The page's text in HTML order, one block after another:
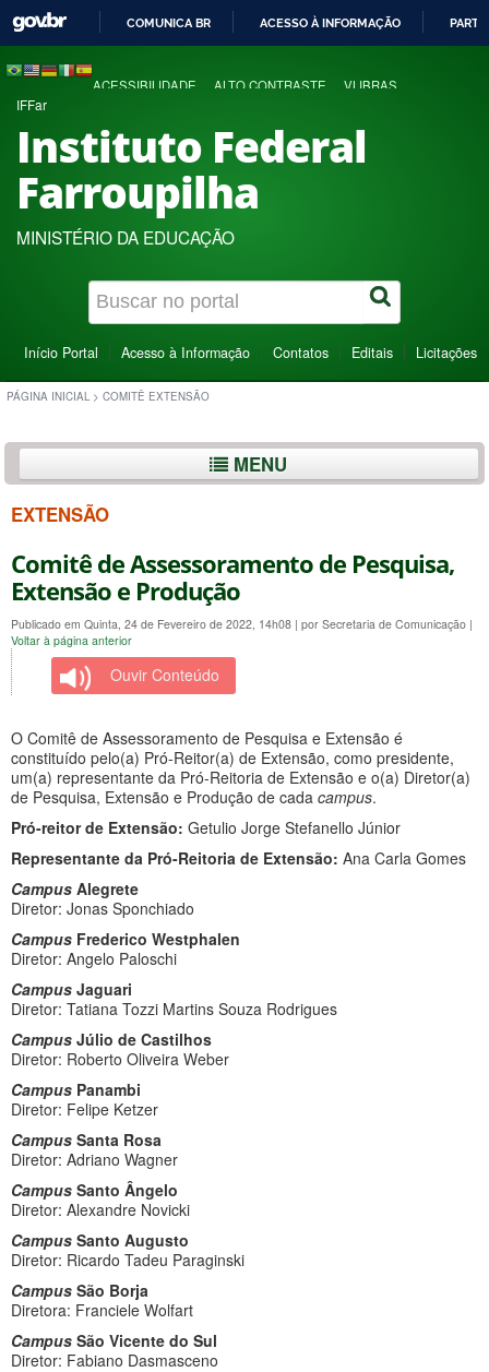
COMUNICA BR ACESSO À INFORMAÇÃO
ACESSIBILIDADE ALTO CONTRASTE VLIBRAS
IFFar
Instituto Federal
Farroupilha
MINISTÉRIO DA EDUCAÇÃO
Início Portal Acesso à Informação Contatos Editais Licitações
PÁGINA INICIAL > COMITÊ EXTENSÃO
MENU
EXTENSÃO
Comitê de Assessoramento de Pesquisa,
Extensão e Produção
Publicado em Quinta, 24 de Fevereiro de 2022, 14h08 | por Secretaria de Comunicação |
Voltar à página anterior
Ouvir Conteúdo
O Comitê de Assessoramento de Pesquisa e Extensão é
constituído pelo(a) Pró-Reitor(a) de Extensão, como presidente,
um(a) representante da Pró-Reitoria de Extensão e o(a) Diretor(a)
de Pesquisa, Extensão e Produção de cada campus.
Pró-reitor de Extensão: Getulio Jorge Stefanello Júnior
Representante da Pró-Reitoria de Extensão: Ana Carla Gomes
Campus Alegrete
Diretor: Jonas Sponchiado
Campus Frederico Westphalen
Diretor: Angelo Paloschi
Campus Jaguari
Diretor: Tatiana Tozzi Martins Souza Rodrigues
Campus Júlio de Castilhos
Diretor: Roberto Oliveira Weber
Campus Panambi
Diretor: Felipe Ketzer
Campus Santa Rosa
Diretor: Adriano Wagner
Campus Santo Ângelo
Diretor: Alexandre Novicki
Campus Santo Augusto
Diretor: Ricardo Tadeu Paraginski
Campus São Borja
Diretora: Franciele Wolfart
Campus São Vicente do Sul
Diretor: Fabiano Dasmasceno